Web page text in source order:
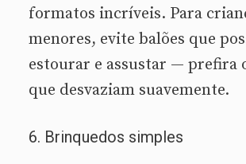
formatos incríveis. Para
menores, evite balões que
estourar e assustar — prefira
que desvaziam suavemente.
6. Brinquedos simples